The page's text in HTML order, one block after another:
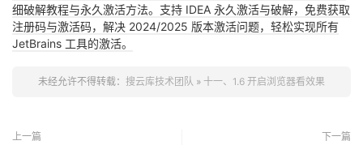
细破解教程与永久激活方法。支持 IDEA 永久激活与破解，免费获取
注册码与激活码，解决 2024/2025 版本激活问题，轻松实现所有
JetBrains 工具的激活。
未经允许不得转载： 搜云库技术团队 » 十一、1.6 开启浏览器看效果
上一篇 下一篇